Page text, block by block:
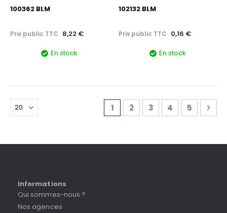
100362 BLM
Prix public TTC 8,22 €
En stock
102132 BLM
Prix public TTC 0,16 €
En stock
Page
Vous lisez actuellement la
1 Page
2 Page
3 Page
4 Page
5
Informations
Qui sommes-nous ?
Nos agences